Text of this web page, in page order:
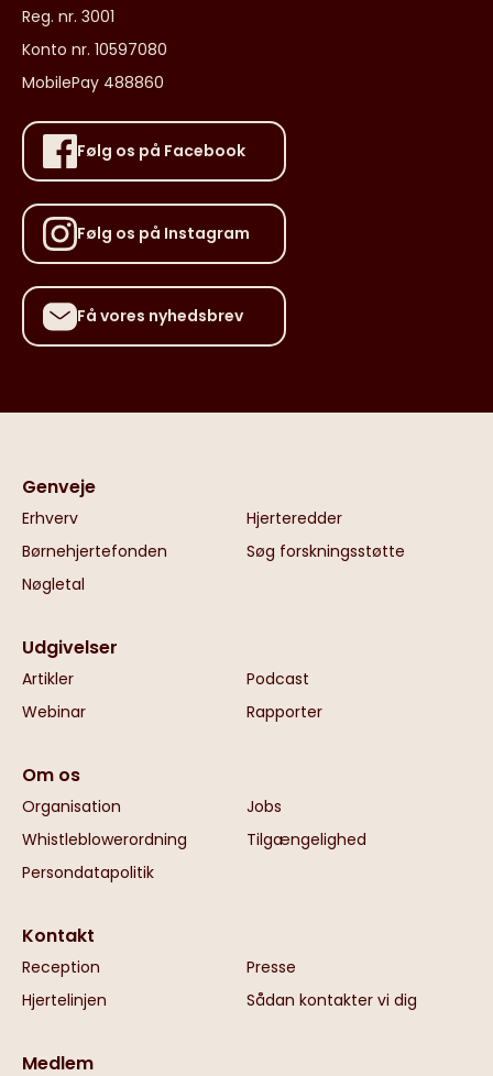
Reg. nr. 3001
Konto nr. 10597080
MobilePay 488860
Følg os på Facebook
Følg os på Instagram
Få vores nyhedsbrev
Genveje
Erhverv
Hjerteredder
Børnehjertefonden
Søg forskningsstøtte
Nøgletal
Udgivelser
Artikler
Podcast
Webinar
Rapporter
Om os
Organisation
Jobs
Whistleblowerordning
Tilgængelighed
Persondatapolitik
Kontakt
Reception
Presse
Hjertelinjen
Sådan kontakter vi dig
Medlem